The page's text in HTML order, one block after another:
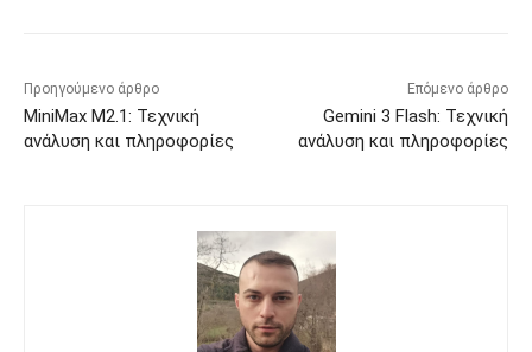
Προηγούμενο άρθρο
MiniMax M2.1: Τεχνική
ανάλυση και πληροφορίες
Επόμενο άρθρο
Gemini 3 Flash: Τεχνική
ανάλυση και πληροφορίες